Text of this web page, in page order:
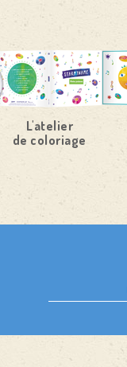
L'atelier
de coloriage